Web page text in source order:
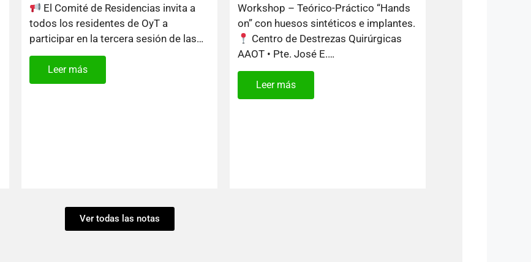
El Comité de Residencias invita a
todos los residentes de OyT a
participar en la tercera sesión de las…
Leer más
Workshop – Teórico-Práctico “Hands
on” con huesos sintéticos e implantes.
Centro de Destrezas Quirúrgicas
AAOT • Pte. José E.…
Leer más
Ver todas las notas